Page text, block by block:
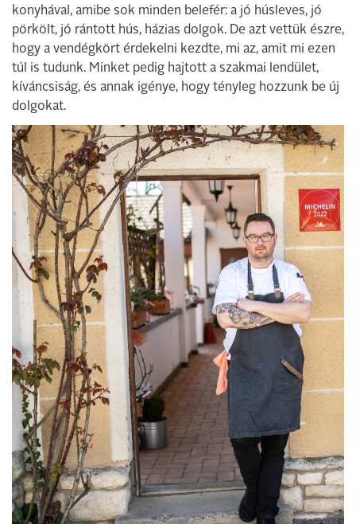
konyhával, amibe sok minden belefér: a jó húsleves, jó
pörkölt, jó rántott hús, házias dolgok. De azt vettük észre,
hogy a vendégkört érdekelni kezdte, mi az, amit mi ezen
túl is tudunk. Minket pedig hajtott a szakmai lendület,
kíváncsiság, és annak igénye, hogy tényleg hozzunk be új
dolgokat.